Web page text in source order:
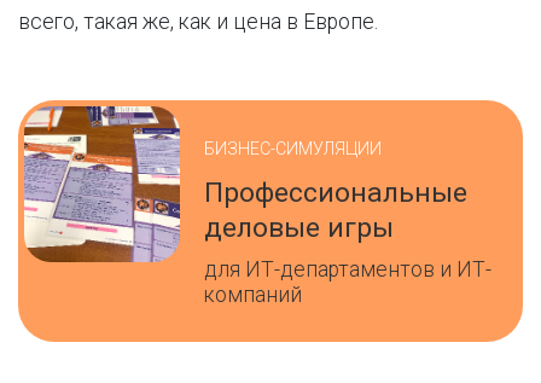
всего, такая же, как и цена в Европе.
БИЗНЕС-СИМУЛЯЦИИ
Профессиональные
деловые игры
для ИТ-департаментов и ИТ-
компаний